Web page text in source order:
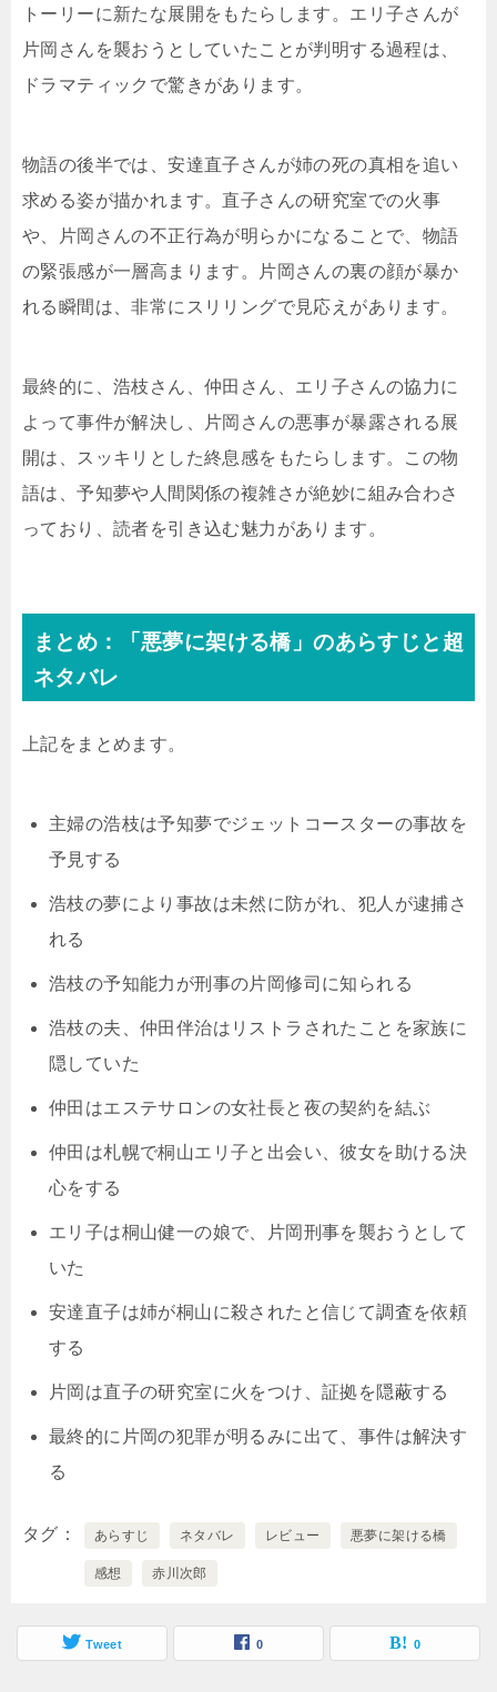
トーリーに新たな展開をもたらします。エリ子さんが
片岡さんを襲おうとしていたことが判明する過程は、
ドラマティックで驚きがあります。
物語の後半では、安達直子さんが姉の死の真相を追い
求める姿が描かれます。直子さんの研究室での火事
や、片岡さんの不正行為が明らかになることで、物語
の緊張感が一層高まります。片岡さんの裏の顔が暴か
れる瞬間は、非常にスリリングで見応えがあります。
最終的に、浩枝さん、仲田さん、エリ子さんの協力に
よって事件が解決し、片岡さんの悪事が暴露される展
開は、スッキリとした終息感をもたらします。この物
語は、予知夢や人間関係の複雑さが絶妙に組み合わさ
っており、読者を引き込む魅力があります。
まとめ：「悪夢に架ける橋」のあらすじと超
ネタバレ
上記をまとめます。
主婦の浩枝は予知夢でジェットコースターの事故を
予見する
浩枝の夢により事故は未然に防がれ、犯人が逮捕さ
れる
浩枝の予知能力が刑事の片岡修司に知られる
浩枝の夫、仲田伴治はリストラされたことを家族に
隠していた
仲田はエステサロンの女社長と夜の契約を結ぶ
仲田は札幌で桐山エリ子と出会い、彼女を助ける決
心をする
エリ子は桐山健一の娘で、片岡刑事を襲おうとして
いた
安達直子は姉が桐山に殺されたと信じて調査を依頼
する
片岡は直子の研究室に火をつけ、証拠を隠蔽する
最終的に片岡の犯罪が明るみに出て、事件は解決す
る
タグ あらすじ ネタバレ レビュー 悪夢に架ける橋
感想 赤川次郎
Tweet 0 0